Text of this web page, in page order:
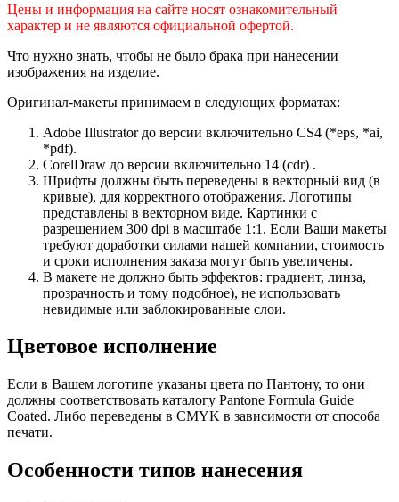
Цены и информация на сайте носят ознакомительный
характер и не являются официальной офертой.
Что нужно знать, чтобы не было брака при нанесении
изображения на изделие.
Оригинал-макеты принимаем в следующих форматах:
Adobe Illustrator до версии включительно CS4 (*eps, *ai,
*pdf).
CorelDraw до версии включительно 14 (cdr) .
Шрифты должны быть переведены в векторный вид (в
кривые), для корректного отображения. Логотипы
представлены в векторном виде. Картинки с
разрешением 300 dpi в масштабе 1:1. Если Ваши макеты
требуют доработки силами нашей компании, стоимость
и сроки исполнения заказа могут быть увеличены.
В макете не должно быть эффектов: градиент, линза,
прозрачность и тому подобное), не использовать
невидимые или заблокированные слои.
Цветовое исполнение
Если в Вашем логотипе указаны цвета по Пантону, то они
должны соответствовать каталогу Pantone Formula Guide
Coated. Либо переведены в CMYK в зависимости от способа
печати.
Особенности типов нанесения